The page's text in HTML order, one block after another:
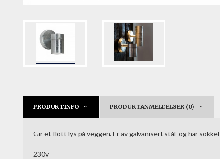
PRODUKTINFO PRODUKTANMELDELSER (0)
Gir et flott lys på veggen. Er av galvanisert stål og har
230v